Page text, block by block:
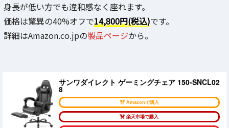
身長が低い方でも違和感なく座れます。
価格は驚異の40%オフで14,800円(税込)です。
詳細はAmazon.co.jpの製品ページから。
サンワダイレクト ゲーミングチェア 150-SNCL02
8
Amazonで購入
楽天市場で購入